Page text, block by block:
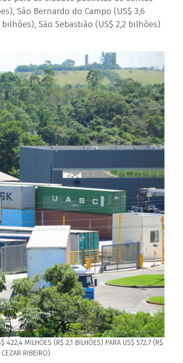
São Bernardo do Campo (US$ 3,6
São Sebastião (US$ 2,2 bilhões)
422,4 MILHÕES (R$ 2,1 BILHÕES) PARA US$ 572,7 (R$
RIBEIRO)